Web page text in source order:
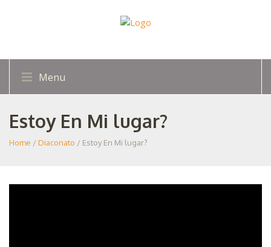
Menu
Estoy En Mi lugar?
Home /Diaconato / Estoy En Mi lugar?